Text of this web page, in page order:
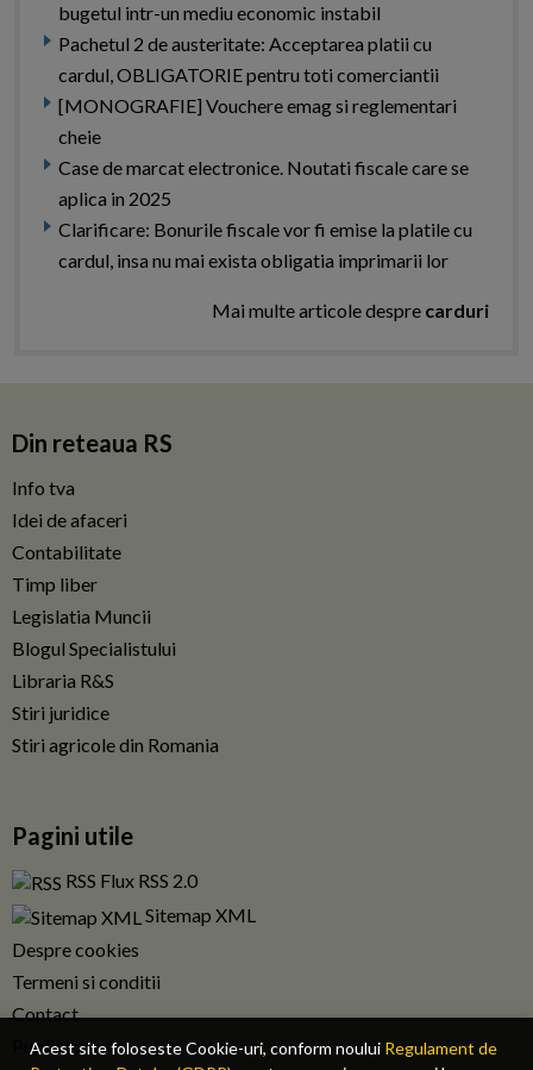
Acest site foloseste Cookie-uri, conform noului Regulament de
bugetul intr-un mediu economic instabil
Pachetul 2 de austeritate: Acceptarea platii cu
cardul, OBLIGATORIE pentru toti comerciantii
[MONOGRAFIE] Vouchere emag si reglementari
cheie
Case de marcat electronice. Noutati fiscale care se
aplica in 2025
Clarificare: Bonurile fiscale vor fi emise la platile cu
cardul, insa nu mai exista obligatia imprimarii lor
Mai multe articole despre carduri
Din reteaua RS
Info tva
Idei de afaceri
Contabilitate
Timp liber
Legislatia Muncii
Blogul Specialistului
Libraria R&S
Stiri juridice
Stiri agricole din Romania
Pagini utile
RSS Flux RSS 2.0
Sitemap XML
Despre cookies
Termeni si conditii
Contact
Publicitate